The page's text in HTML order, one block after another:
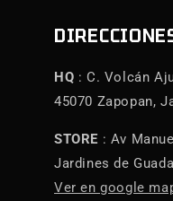
HQ : C. Volcán
45070 Zapopan,
STORE : Av
Jardines de
Ver en google